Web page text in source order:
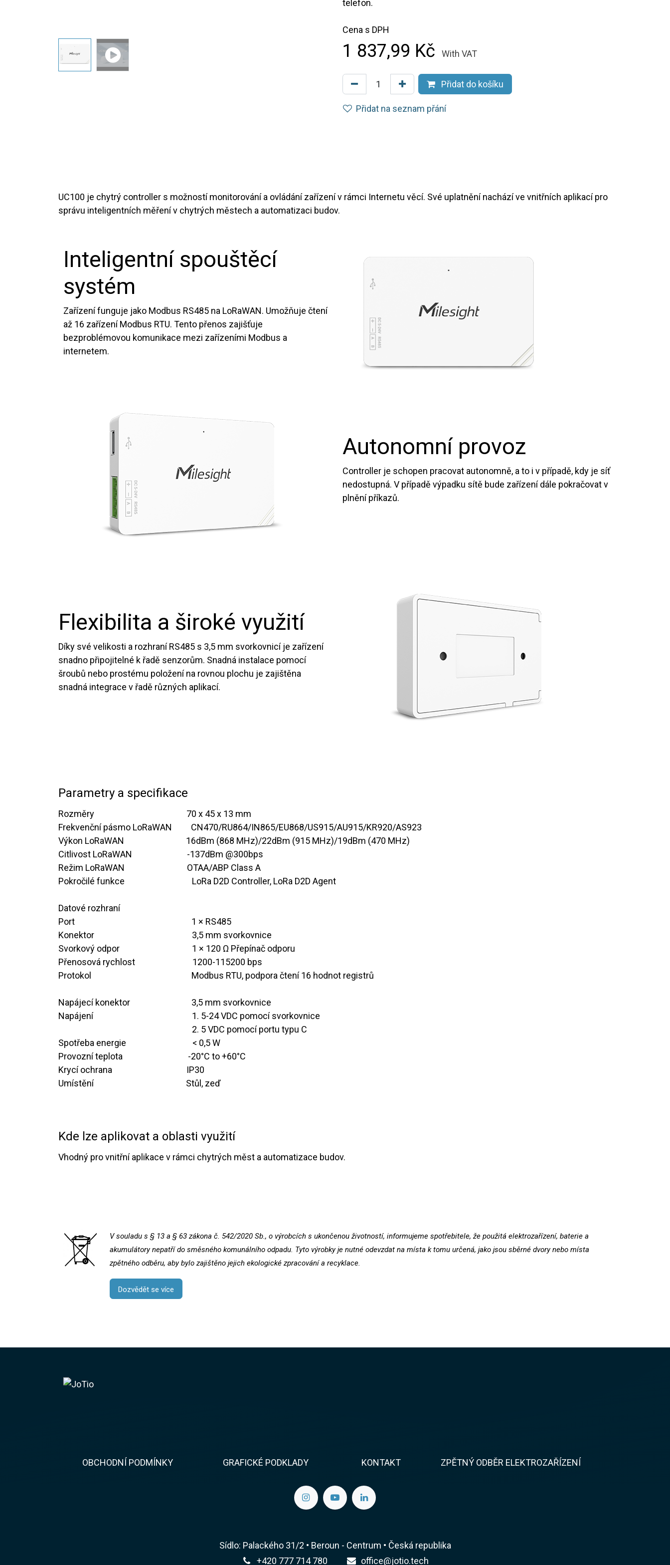
telefon.
Cena s DPH
1 837,99 Kč With VAT
Přidat do košíku
Přidat na seznam přání
UC100 je chytrý controller s možností monitorování a ovládání zařízení v rámci Internetu věcí. Své uplatnění nachází ve vnitřních aplikací pro
správu inteligentních měření v chytrých městech a automatizaci budov.
Inteligentní spouštěcí
systém
Zařízení funguje jako Modbus RS485 na LoRaWAN. Umožňuje čtení
až 16 zařízení Modbus RTU. Tento přenos zajišťuje
bezproblémovou komunikace mezi zařízeními Modbus a
internetem.
Autonomní provoz
Controller je schopen pracovat autonomně, a to i v případě, kdy je síť
nedostupná. V případě výpadku sítě bude zařízení dále pokračovat v
plnění příkazů.
Flexibilita a široké využití
Díky své velikosti a rozhraní RS485 s 3,5 mm svorkovnicí je zařízení
snadno připojitelné k řadě senzorům. Snadná instalace pomocí
šroubů nebo prostému položení na rovnou plochu je zajištěna
snadná integrace v řadě různých aplikací.
Parametry a specifikace
Rozměry
​​​​​70 x 45 x 13 mm
Frekvenční pásmo LoRaWAN
​ ​CN470/RU864/IN865/EU868/US915/AU915/KR920/AS923
Výkon LoRaWAN ​ ​ ​ ​
​16dBm (868 MHz)/22dBm (915 MHz)/19dBm (470 MHz)
Citlivost LoRaWAN ​ ​ ​
​​-137dBm @300bps
Režim LoRaWAN​ ​ ​ ​ ​ ​ ​ ​ ​ ​ ​ ​​ ​ ​ ​
​​​​​OTAA/ABP Class A​
Pokročilé funkce
​​​LoRa D2D Controller, LoRa D2D Agent
Datové rozhraní
​Port
​1 × RS485
Konektor
​​3,5 mm svorkovnice
Svorkový odpor
​1 × 120 Ω Přepínač odporu
Přenosová rychlost
​1200-115200 bps
Protokol
Modbus RTU, podpora čtení 16 hodnot registrů
Napájecí konektor
3,5 mm svorkovnice
Napájení
1. 5-24 VDC pomocí svorkovnice
​2. 5 VDC pomocí portu typu C
Spotřeba energie
​< 0,5 W
Provozní teplota ​ ​ ​ ​ ​ ​ ​ ​ ​ ​ ​ ​ ​​​ ​ ​ ​
​​-20°C to +60°C​
Krycí ochrana ​ ​ ​ ​ ​ ​ ​ ​ ​ ​ ​ ​ ​ ​ ​ ​ ​ ​ ​​ ​ ​
​IP30
Umístění ​ ​ ​ ​ ​ ​ ​​ ​ ​ ​ ​ ​ ​ ​ ​ ​ ​ ​ ​ ​ ​ ​ ​ ​ ​ ​
Stůl, zeď
Kde lze aplikovat a oblasti využití
Vhodný pro vnitřní aplikace v rámci chytrých měst a automatizace budov.
V souladu s § 13 a § 63 zákona č. 542/2020 Sb., o výrobcích s ukončenou životností, informujeme spotřebitele, že použitá elektrozařízení, baterie a
akumulátory nepatří do směsného komunálního odpadu. Tyto výrobky je nutné odevzdat na místa k tomu určená, jako jsou sběrné dvory nebo místa
zpětného odběru, aby bylo zajištěno jejich ekologické zpracování a recyklace.
Dozvědět se více
​​OBCHODNÍ PODMÍNKY GRAFICKÉ PODKLADY KONTAKT​​ ZPĚTNÝ ODBĚR ELEKTROZAŘÍZENÍ
Sídlo: Palackého 31/2 • Beroun - Centrum • Česká republika
+420 777 714 780
office@jotio.tech